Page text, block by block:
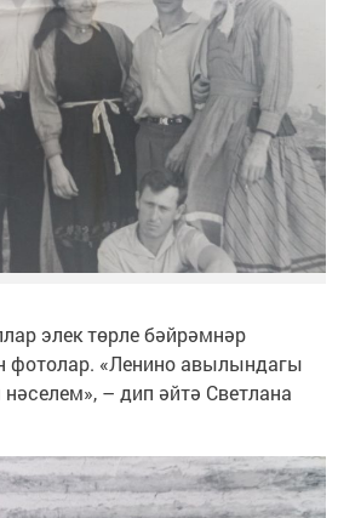
элек төрле бәйрәмнәр
фотолар. «Ленино авылындагы
– дип әйтә Светлана